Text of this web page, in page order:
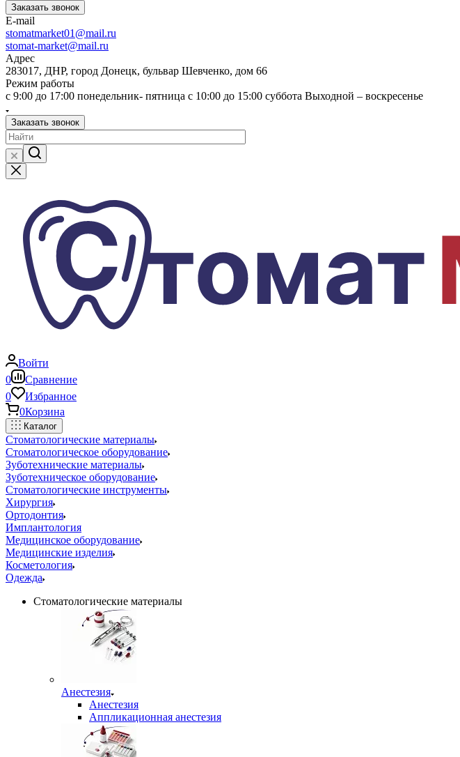
Заказать звонок
E-mail
stomatmarket01@mail.ru
stomat-market@mail.ru
Адрес
283017, ДНР, город Донецк, бульвар Шевченко, дом 66
Режим работы
с 9:00 до 17:00 понедельник- пятница с 10:00 до 15:00 суббота Выходной – воскресенье
Заказать звонок
Войти
0
Сравнение
0
Избранное
0Корзина
Каталог
Стоматологические материалы
Стоматологическое оборудование
Зуботехнические материалы
Зуботехническое оборудование
Стоматологические инструменты
Хирургия
Ортодонтия
Имплантология
Медицинское оборудование
Медицинские изделия
Косметология
Одежда
Стоматологические материалы
Анестезия
Анестезия
Аппликационная анестезия